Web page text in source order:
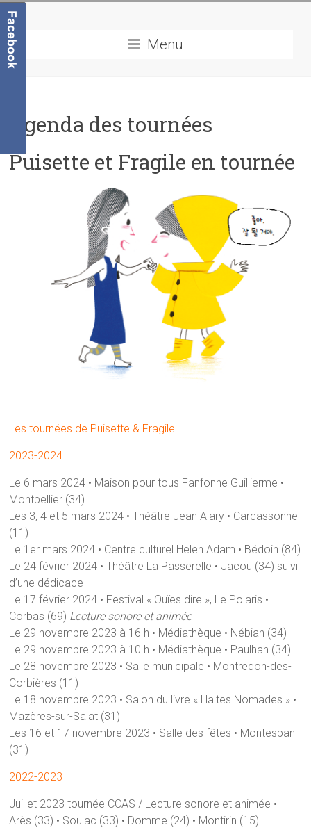
Menu
Agenda des tournées
Puisette et Fragile en tournée
Les tournées de Puisette & Fragile
2023-2024
Le 6 mars 2024 • Maison pour tous Fanfonne Guillierme •
Montpellier (34)
Les 3, 4 et 5 mars 2024 • Théâtre Jean Alary • Carcassonne
(11)
Le 1er mars 2024 • Centre culturel Helen Adam • Bédoin (84)
Le 24 février 2024 • Théâtre La Passerelle • Jacou (34) suivi
d’une dédicace
Le 17 février 2024 • Festival « Ouïes dire », Le Polaris •
Corbas (69) Lecture sonore et animée
Le 29 novembre 2023 à 16 h • Médiathèque • Nébian (34)
Le 29 novembre 2023 à 10 h • Médiathèque • Paulhan (34)
Le 28 novembre 2023 • Salle municipale • Montredon-des-
Corbières (11)
Le 18 novembre 2023 • Salon du livre « Haltes Nomades » •
Mazères-sur-Salat (31)
Les 16 et 17 novembre 2023 • Salle des fêtes • Montespan
(31)
2022-2023
Juillet 2023 tournée CCAS / Lecture sonore et animée •
Arès (33) • Soulac (33) • Domme (24) • Montirin (15)